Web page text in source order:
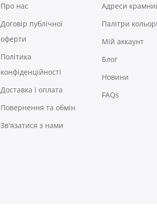
Про нас
Договір публічної
оферти
Політика
конфіденційності
Доставка і оплата
Повернення та обмін
Зв'язатися з нами
Адреси
Палітри
Мій аккаунт
Блог
Новини
FAQs